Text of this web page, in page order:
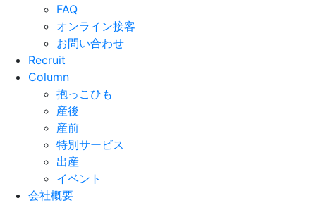
FAQ
オンライン接客
お問い合わせ
Recruit
Column
抱っこひも
産後
産前
特別サービス
出産
イベント
会社概要